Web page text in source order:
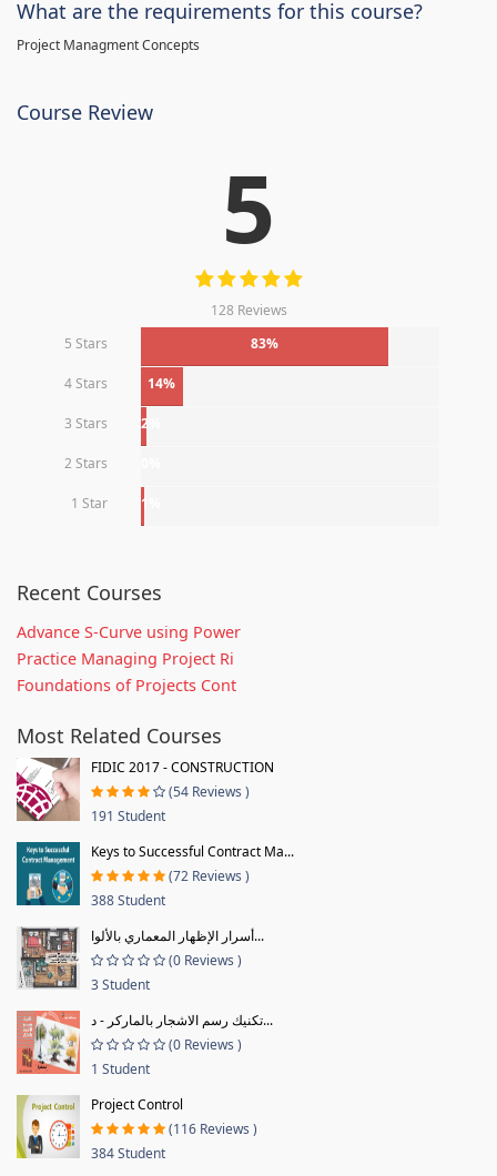
What are the requirements for this course?
Project Managment Concepts
Course Review
5
128 Reviews
5 Stars
83%
4 Stars 14%
3 Stars 2%
2 Stars
1 Star 1%
Recent Courses
Advance S-Curve using Power
Practice Managing Project Ri
Foundations of Projects Cont
Most Related Courses
FIDIC 2017 - CONSTRUCTION
(54 Reviews )
191 Student
Keys to Successful Contract Ma...
(72 Reviews )
388 Student
أسرار الإظهار المعماري بالألوا...
(0 Reviews )
3 Student
تكنيك رسم الاشجار بالماركر - د...
(0 Reviews )
1 Student
Project Control
(116 Reviews )
384 Student